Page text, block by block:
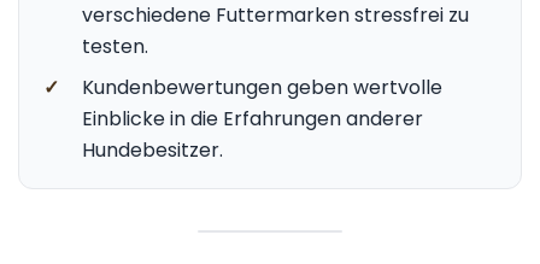
verschiedene Futtermarken stressfrei zu
testen.
✓
Kundenbewertungen geben wertvolle
Einblicke in die Erfahrungen anderer
Hundebesitzer.